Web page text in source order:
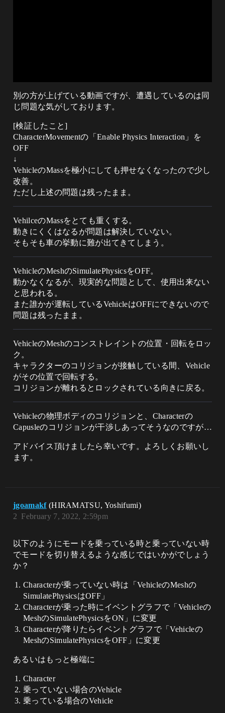
別の方が上げている動画ですが、遭遇しているのは同
じ問題な気がしております。
[検証したこと]
CharacterMovementの「Enable Physics Interaction」を
OFF
↓
VehicleのMassを極小にしても押せなくなったので少し
改善。
ただし上述の問題は残ったまま。
VehilceのMassをとても重くする。
動きにくくはなるが問題は解決していない。
そもそも車の挙動に難が出てきてしまう。
VehicleのMeshのSimulatePhysicsをOFF。
動かなくなるが、現実的な問題として、使用出来ない
と思われる。
また誰かが運転しているVehicleはOFFにできないので
問題は残ったまま。
VehicleのMeshのコンストレイントの位置・回転をロッ
ク。
キャラクターのコリジョンが接触している間、Vehicle
がその位置で回転する。
コリジョンが離れるとロックされている向きに戻る。
Vehicleの物理ボディのコリジョンと、Characterの
Capusleのコリジョンが干渉しあってそうなのですが…
アドバイス頂けましたら幸いです。よろしくお願いし
ます。
jgoamakf (HIRAMATSU, Yoshifumi)
February 7, 2022, 2:59pm
2
以下のようにモードを乗っている時と乗っていない時
でモードを切り替えるような感じではいかがでしょう
か？
Characterが乗っていない時は「VehicleのMeshの
SimulatePhysicsはOFF」
Characterが乗った時にイベントグラフで「Vehicleの
MeshのSimulatePhysicsをON」に変更
Characterが降りたらイベントグラフで「Vehicleの
MeshのSimulatePhysicsをOFF」に変更
あるいはもっと極端に
Character
乗っていない場合のVehicle
乗っている場合のVehicle